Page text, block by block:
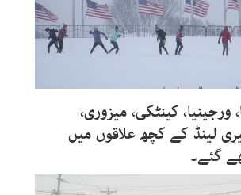
ورجینیا، کینٹکی، میزوری،
لینڈ کے کچھ علاقوں میں
گئے۔